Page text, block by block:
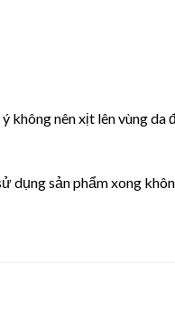
không nên xịt lên vùng da
dụng sản phẩm xong